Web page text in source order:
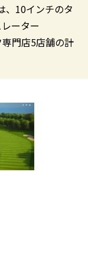
、10インチのタ
ーター
門店5店舗の計